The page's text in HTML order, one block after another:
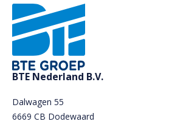
BTE Nederland B.V.
Dalwagen 55
6669 CB Dodewaard